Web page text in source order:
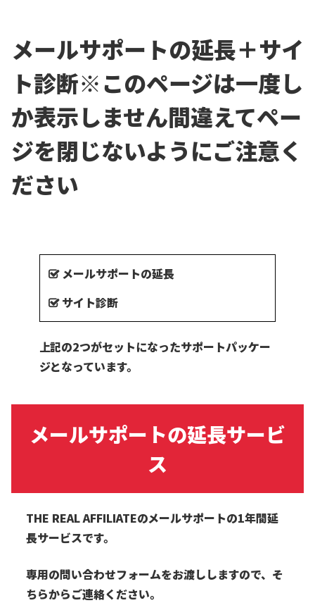
メールサポートの延長＋サイ
ト診断※このページは一度し
か表示しません間違えてペー
ジを閉じないようにご注意く
ださい
メールサポートの延長
サイト診断
上記の2つがセットになったサポートパッケー
ジとなっています。
メールサポートの延長サービ
ス
THE REAL AFFILIATEのメールサポートの1年間延
長サービスです。
専用の問い合わせフォームをお渡ししますので、そ
ちらからご連絡ください。